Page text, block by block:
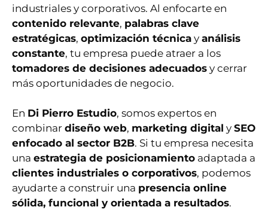
industriales y corporativos. Al enfocarte en
contenido relevante, palabras clave
estratégicas, optimización técnica y análisis
constante, tu empresa puede atraer a los
tomadores de decisiones adecuados y cerrar
más oportunidades de negocio.
En Di Pierro Estudio, somos expertos en
combinar diseño web, marketing digital y SEO
enfocado al sector B2B. Si tu empresa necesita
una estrategia de posicionamiento adaptada a
clientes industriales o corporativos, podemos
ayudarte a construir una presencia online
sólida, funcional y orientada a resultados.